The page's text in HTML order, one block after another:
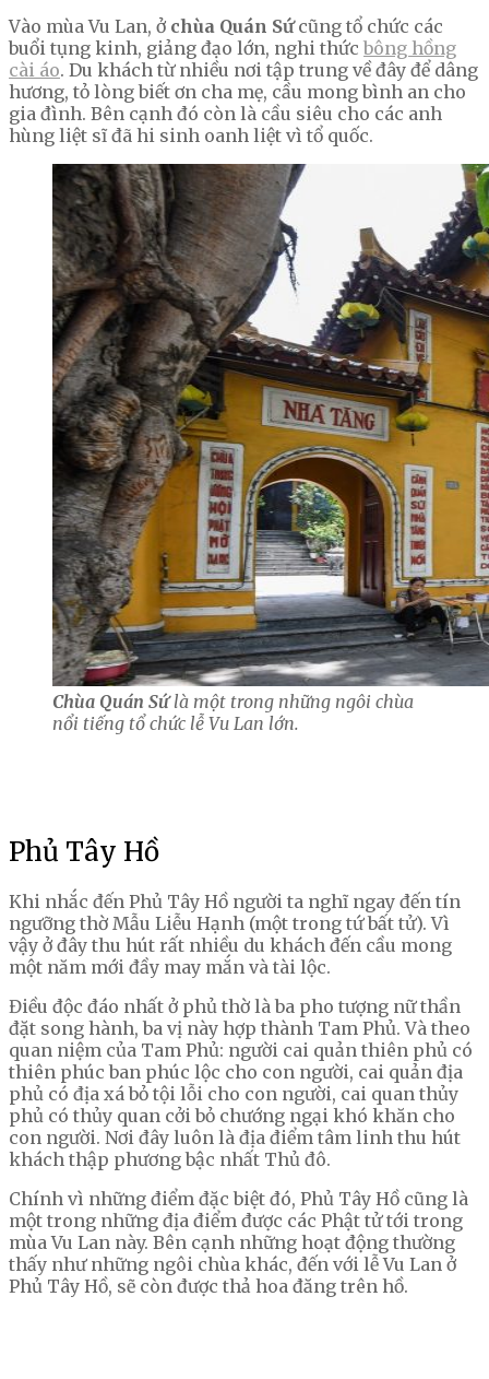
Vào mùa Vu Lan, ở chùa Quán Sứcũng tổ chức các
buổi tụng kinh, giảng đạo lớn, nghi thức bông hồng
cài áo. Du khách từ nhiều nơi tập trung về đây để dâng
hương, tỏ lòng biết ơn cha mẹ, cầu mong bình an cho
gia đình. Bên cạnh đó còn là cầu siêu cho các anh
hùng liệt sĩ đã hi sinh oanh liệt vì tổ quốc.
Chùa Quán Sứlà một trong những ngôi chùa
nổi tiếng tổ chức lễ Vu Lan lớn.
Phủ Tây Hồ
Khi nhắc đến Phủ Tây Hồ người ta nghĩ ngay đến tín
ngưỡng thờ Mẫu Liễu Hạnh (một trong tứ bất tử). Vì
vậy ở đây thu hút rất nhiều du khách đến cầu mong
một năm mới đầy may mắn và tài lộc.
Điều độc đáo nhất ở phủ thờ là ba pho tượng nữ thần
đặt song hành, ba vị này hợp thành Tam Phủ. Và theo
quan niệm của Tam Phủ: người cai quản thiên phủ có
thiên phúc ban phúc lộc cho con người, cai quản địa
phủ có địa xá bỏ tội lỗi cho con người, cai quan thủy
phủ có thủy quan cởi bỏ chướng ngại khó khăn cho
con người. Nơi đây luôn là địa điểm tâm linh thu hút
khách thập phương bậc nhất Thủ đô.
Chính vì những điểm đặc biệt đó, Phủ Tây Hồ cũng là
một trong những địa điểm được các Phật tử tới trong
mùa Vu Lan này. Bên cạnh những hoạt động thường
thấy như những ngôi chùa khác, đến với lễ Vu Lan ở
Phủ Tây Hồ, sẽ còn được thả hoa đăng trên hồ.